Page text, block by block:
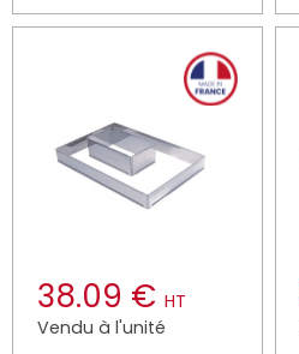
38.09 € HT
Vendu à l'unité